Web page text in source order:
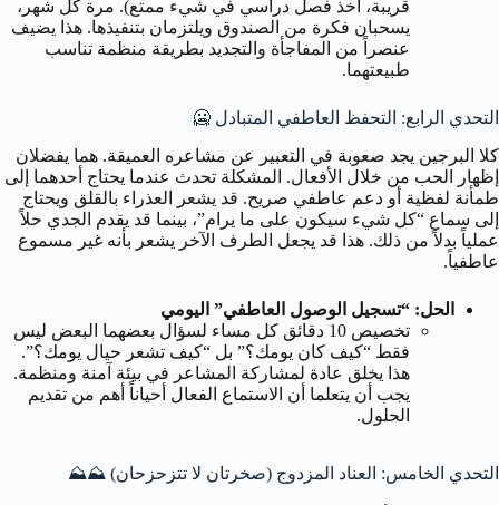
قريبة، أخذ فصل دراسي في شيء ممتع). مرة كل شهر،
يسحبان فكرة من الصندوق ويلتزمان بتنفيذها. هذا يضيف
عنصراً من المفاجأة والتجديد بطريقة منظمة تناسب
طبيعتهما.
التحدي الرابع: التحفظ العاطفي المتبادل 🥶
كلا البرجين يجد صعوبة في التعبير عن مشاعره العميقة. هما يفضلان
إظهار الحب من خلال الأفعال. المشكلة تحدث عندما يحتاج أحدهما إلى
طمأنة لفظية أو دعم عاطفي صريح. قد يشعر العذراء بالقلق ويحتاج
إلى سماع “كل شيء سيكون على ما يرام”، بينما قد يقدم الجدي حلاً
عملياً بدلاً من ذلك. هذا قد يجعل الطرف الآخر يشعر بأنه غير مسموع
عاطفياً.
الحل: “تسجيل الوصول العاطفي” اليومي
تخصيص 10 دقائق كل مساء لسؤال بعضهما البعض ليس
فقط “كيف كان يومك؟” بل “كيف تشعر حيال يومك؟”.
هذا يخلق عادة لمشاركة المشاعر في بيئة آمنة ومنظمة.
يجب أن يتعلما أن الاستماع الفعال أحياناً أهم من تقديم
الحلول.
التحدي الخامس: العناد المزدوج (صخرتان لا تتزحزحان) ⛰️⛰️